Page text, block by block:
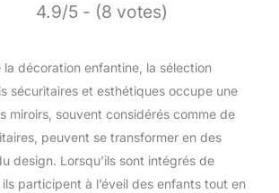
4.9/5 - (8 votes)
la décoration enfantine, la sélection
sécuritaires et esthétiques occupe une
miroirs, souvent considérés comme de
peuvent se transformer en des
design. Lorsqu’ils sont intégrés de
participent à l’éveil des enfants tout en